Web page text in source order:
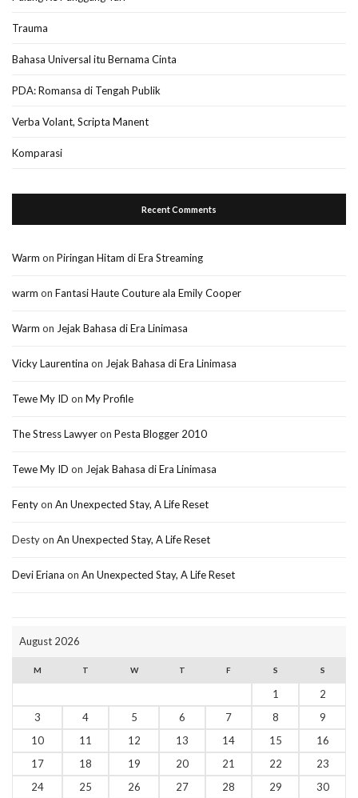
Trauma
Bahasa Universal itu Bernama Cinta
PDA: Romansa di Tengah Publik
Verba Volant, Scripta Manent
Komparasi
Recent Comments
Warm on Piringan Hitam di Era Streaming
warm on Fantasi Haute Couture ala Emily Cooper
Warm on Jejak Bahasa di Era Linimasa
Vicky Laurentina on Jejak Bahasa di Era Linimasa
Tewe My ID on My Profile
The Stress Lawyeron Pesta Blogger 2010
Tewe My ID on Jejak Bahasa di Era Linimasa
Fentyon An Unexpected Stay, A Life Reset
Destyon An Unexpected Stay, A Life Reset
Devi Eriana on An Unexpected Stay, A Life Reset
August 2026
M T W T F S S
1
2
3
4 5 6 7 8
9
10
11 12 13 14 15
16
17
18 19 20 21 22
23
24
25 26 27 28 29
30